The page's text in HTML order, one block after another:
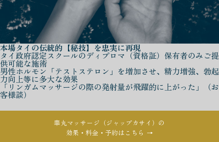
本場タイの伝統的【秘技】を忠実に再現
タイ政府認定スクールのディプロマ（資格証）保有者のみご提
供可能な施術
男性ホルモン「テストステロン」を増加させ、精力増強、勃起
力向上等に多大な効果
「リンガムマッサージの際の発射量が飛躍的に上がった」（お
客様談）
睾丸マッサージ（ジャップカサイ）の
効果・料金・予約はこちら →